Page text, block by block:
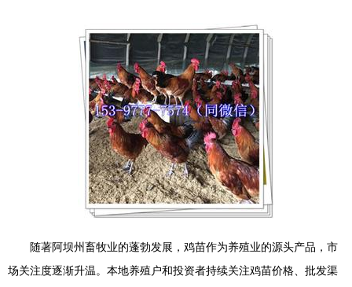
随著阿坝州畜牧业的蓬勃发展，鸡苗作为养殖业的源头产品，市
场关注度逐渐升温。本地养殖户和投资者持续关注鸡苗价格、批发渠